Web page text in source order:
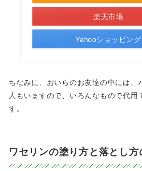
楽天市場
Yahooショッピング
ちなみに、おいらのお友達の中には、
人もいますので、いろんなもので代用
す。
ワセリンの塗り方と落とし方